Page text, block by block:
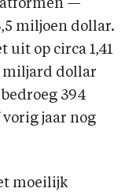
—
miljoen dollar.
uit op circa 1,41
miljard dollar
394
jaar nog
moeilijk